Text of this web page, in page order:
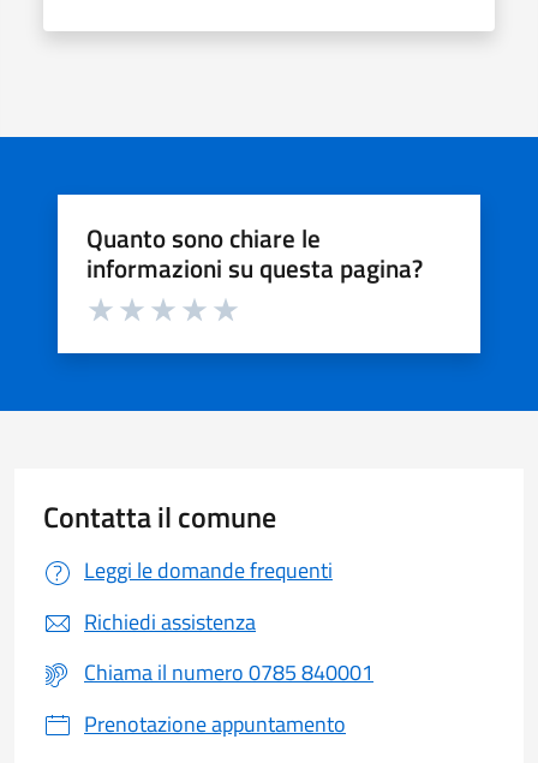
Quanto sono chiare le
informazioni su questa pagina?
Valuta da 1 a 5 stelle la pagina
Contatta il comune
Leggi le domande frequenti
Richiedi assistenza
Chiama il numero 0785 840001
Prenotazione appuntamento